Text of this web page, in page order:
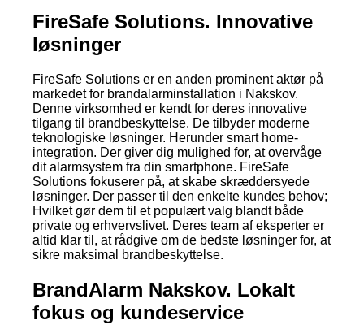
FireSafe Solutions. Innovative
løsninger
FireSafe Solutions er en anden prominent aktør på
markedet for brandalarminstallation i Nakskov.
Denne virksomhed er kendt for deres innovative
tilgang til brandbeskyttelse. De tilbyder moderne
teknologiske løsninger. Herunder smart home-
integration. Der giver dig mulighed for, at overvåge
dit alarmsystem fra din smartphone. FireSafe
Solutions fokuserer på, at skabe skræddersyede
løsninger. Der passer til den enkelte kundes behov;
Hvilket gør dem til et populært valg blandt både
private og erhvervslivet. Deres team af eksperter er
altid klar til, at rådgive om de bedste løsninger for, at
sikre maksimal brandbeskyttelse.
BrandAlarm Nakskov. Lokalt
fokus og kundeservice